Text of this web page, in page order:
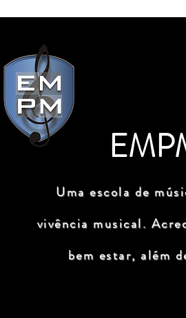
Uma escola de
vivência musical.
bem estar, além